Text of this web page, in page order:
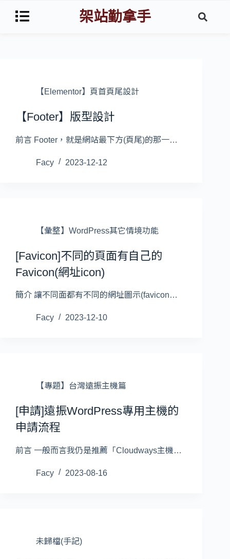
架站勤拿手
【Elementor】頁首頁尾設計
【Footer】版型設計
前言 Footer，就是網站最下方(頁尾)的那一…
Facy 2023-12-12
【彙整】WordPress其它情境功能
[Favicon]不同的頁面有自己的
Favicon(網址icon)
簡介 讓不同面都有不同的網址圖示(favicon…
Facy 2023-12-10
【專題】台灣遠振主機篇
[申請]遠振WordPress專用主機的
申請流程
前言 一般而言我仍是推薦「Cloudways主機…
Facy 2023-08-16
未歸檔(手記)